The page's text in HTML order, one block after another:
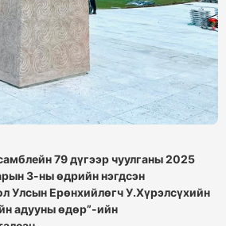
н79 дүгээр чуулганы 2025
3-ны өдрийн нэгдсэн
Улсын Ерөнхийлөгч У.Хүрэлсүхийн
адууны өдөр”-ийн